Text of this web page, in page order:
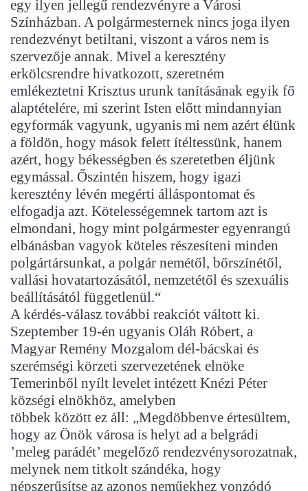
egy ilyen jellegű rendezvényre a Városi
Színházban. A polgármesternek nincs joga ilyen
rendezvényt betiltani, viszont a város nem is
szervezője annak. Mivel a keresztény
erkölcsrendre hivatkozott, szeretném
emlékeztetni Krisztus urunk tanításának egyik fő
alaptételére, mi szerint Isten előtt mindannyian
egyformák vagyunk, ugyanis mi nem azért élünk
a földön, hogy mások felett ítéltessünk, hanem
azért, hogy békességben és szeretetben éljünk
egymással. Őszintén hiszem, hogy igazi
keresztény lévén megérti álláspontomat és
elfogadja azt. Kötelességemnek tartom azt is
elmondani, hogy mint polgármester egyenrangú
elbánásban vagyok köteles részesíteni minden
polgártársunkat, a polgár nemétől, bőrszínétől,
vallási hovatartozásától, nemzetétől és szexuális
beállításától függetlenül.“
A kérdés-válasz további reakciót váltott ki.
Szeptember 19-én ugyanis Oláh Róbert, a
Magyar Remény Mozgalom dél-bácskai és
szerémségi körzeti szervezetének elnöke
Temerinből nyílt levelet intézett Knézi Péter
községi elnökhöz, amelyben
többek között ez áll: „Megdöbbenve értesültem,
hogy az Önök városa is helyt ad a belgrádi
’meleg parádét’ megelőző rendezvénysorozatnak,
melynek nem titkolt szándéka, hogy
népszerűsítse az azonos neműekhez vonzódó